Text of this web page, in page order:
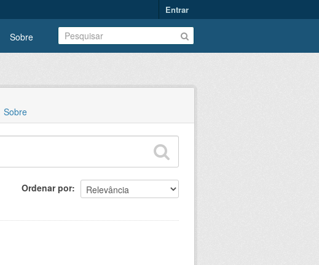
Entrar
Sobre
Sobre
Ordenar por